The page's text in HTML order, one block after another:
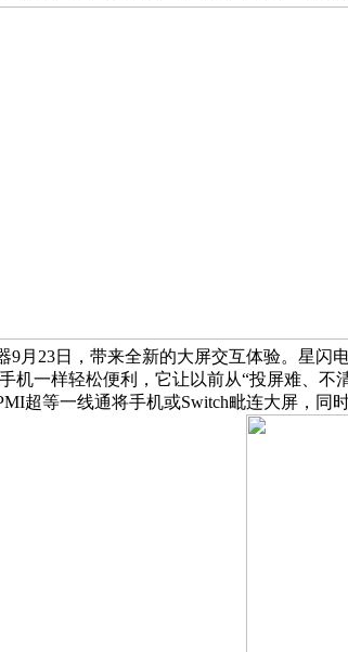
9月23日，带来全新的大屏交互体验。星
机一样轻松便利，它让以前从“投屏难、
超等一线通将手机或Switch毗连大屏，